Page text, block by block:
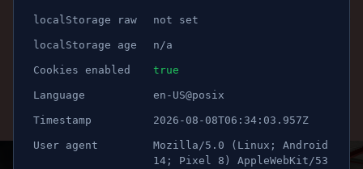
ASSYRISKA FF
Här är nästa spelare att
lämna Assyriska
Publicerad 29 juli 2025 21:31
Uppdaterad 21 juni 2026 08:36
localStorage raw not set
localStorage age n/a
Cookies enabled true
Language en-US@posix
Timestamp 2026-08-08T06:34:03.957Z
User agent
Mozilla/5.0 (Linux; Android
14; Pixel 8) AppleWebKit/53